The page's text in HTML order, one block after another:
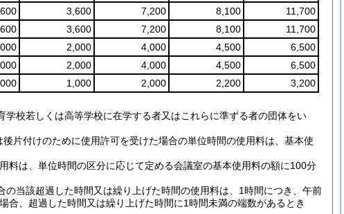
3,600 7,200 8,100
11,700
3,600 7,200 8,100
11,700
2,000 4,000 4,500
6,500
2,000 4,000 4,500
6,500
1,000 2,000 2,200
3,200
校若しくは高等学校に在学する者又はこれらに準ずる者の団体をい
片付けのために使用許可を受けた場合の単位時間の使用料は、基本使
は、単位時間の区分に応じて定める会議室の基本使用料の額に100分
当該超過した時間又は繰り上げた時間の使用料は、1時間につき、午前
、超過した時間又は繰り上げた時間に1時間未満の端数があるとき